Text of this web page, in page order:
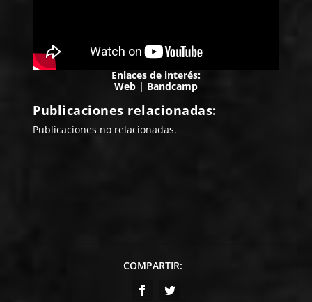
Enlaces de interés:
Web | Bandcamp
Publicaciones relacionadas:
Publicaciones no relacionadas.
COMPARTIR: